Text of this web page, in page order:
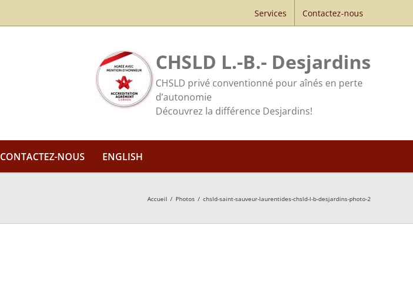
Services Contactez-nous
CHSLD L.-B.- Desjardins
CHSLD privé conventionné pour aînés en perte
d’autonomie
Découvrez la différence Desjardins!
CONTACTEZ-NOUS ENGLISH
Accueil / Photos / chsld-saint-sauveur-laurentides-chsld-l-b-desjardins-photo-2